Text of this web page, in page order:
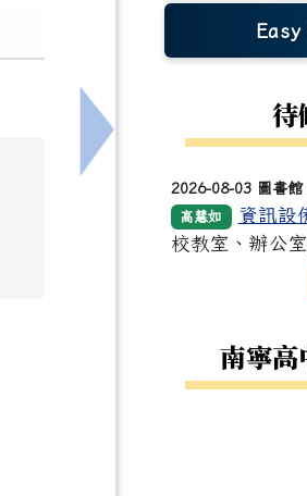
(全額免費，適合對網路遊戲及
下一筆：國立政治大學
待
2026-08-03 圖書館
高慧如
資訊設
校教室、辦公
南寧高